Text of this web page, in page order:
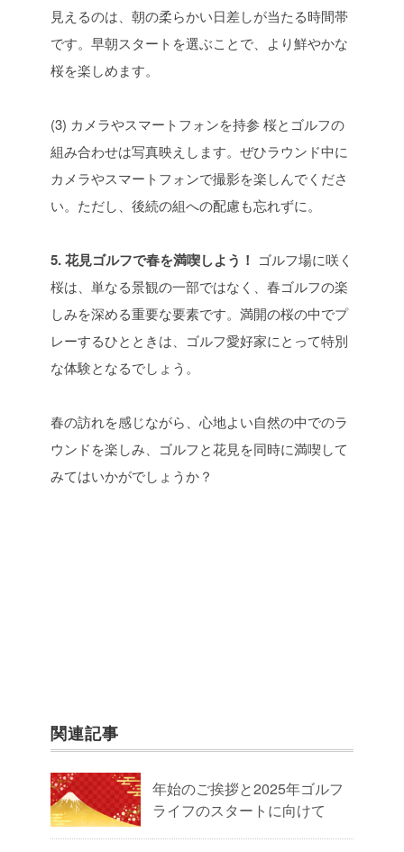
見えるのは、朝の柔らかい日差しが当たる時間帯
です。早朝スタートを選ぶことで、より鮮やかな
桜を楽しめます。
(3) カメラやスマートフォンを持参 桜とゴルフの
組み合わせは写真映えします。ぜひラウンド中に
カメラやスマートフォンで撮影を楽しんでくださ
い。ただし、後続の組への配慮も忘れずに。
5. 花見ゴルフで春を満喫しよう！ ゴルフ場に咲く
桜は、単なる景観の一部ではなく、春ゴルフの楽
しみを深める重要な要素です。満開の桜の中でプ
レーするひとときは、ゴルフ愛好家にとって特別
な体験となるでしょう。
春の訪れを感じながら、心地よい自然の中でのラ
ウンドを楽しみ、ゴルフと花見を同時に満喫して
みてはいかがでしょうか？
関連記事
年始のご挨拶と2025年ゴルフ
ライフのスタートに向けて